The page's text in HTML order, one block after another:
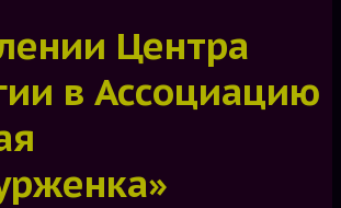
Центра
в Ассоциацию